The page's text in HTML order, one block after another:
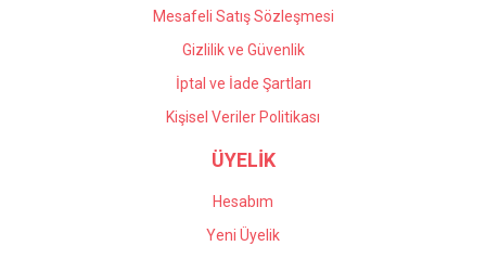
Mesafeli Satış Sözleşmesi
Gizlilik ve Güvenlik
İptal ve İade Şartları
Kişisel Veriler Politikası
ÜYELİK
Hesabım
Yeni Üyelik